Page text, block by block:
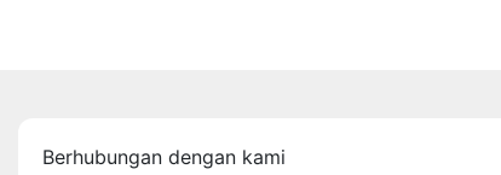
Berhubungan dengan kami